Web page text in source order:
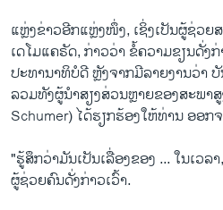
ແຫຼ່ງຂ່າວອີກແຫຼ່ງໜຶ່ງ, ເຊິ່ງເປັນຜູ້ຊ່ວ
ເດໂມແຄຣັດ, ກ່າວວ່າ ຂໍ້ຄວາມຂຽນດັ່ງ
ປະທານາທິບໍດີ ຫຼັງຈາກມີລາຍງານວ່າ
ລວມທັງຜູ້ນຳສຽງສ່ວນຫຼາຍຂອງສະພາ
Schumer) ໄດ້ຮຽກຮ້ອງໃຫ້ທ່ານ ອອກ
"ຮູ້ສຶກວ່າມັນເປັນເລື່ອງຂອງ ... ໃນເວລ
ຜູ້ຊ່ວຍຄົນດັ່ງກ່າວເວົ້າ.